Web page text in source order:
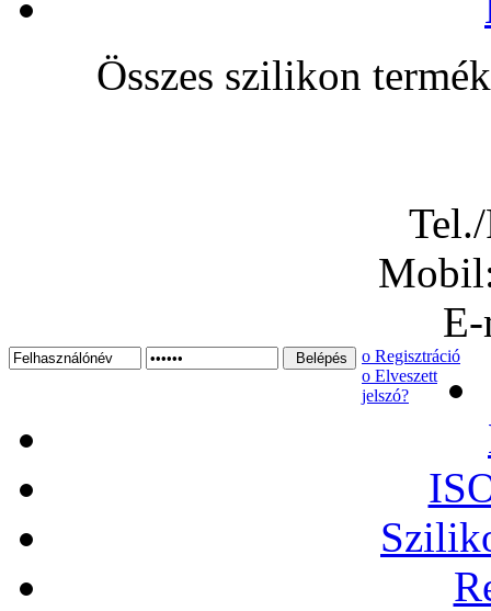
Összes szilikon
ο Regisztráció
ο Elveszett
jelszó?